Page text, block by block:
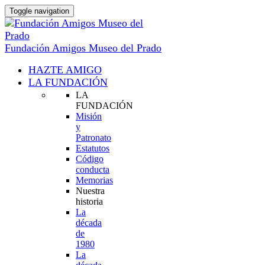
Toggle navigation
Fundación Amigos Museo del Prado
HAZTE AMIGO
LA FUNDACIÓN
LA
FUNDACIÓN
Misión
y
Patronato
Estatutos
Código
conducta
Memorias
Nuestra
historia
La
década
de
1980
La